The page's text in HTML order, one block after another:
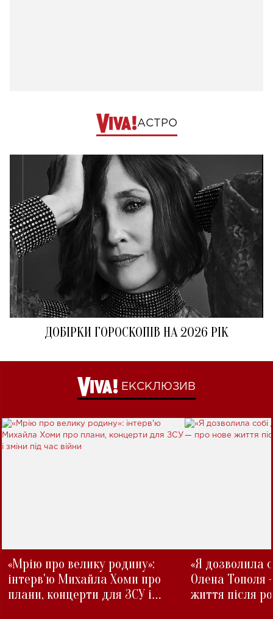
АСТРО
ДОБІРКИ ГОРОСКОПІВ НА 2026 РІК
ЕКСКЛЮЗИВ
«Мрію про велику родину»:
інтерв'ю Михайла Хоми про
плани, концерти для ЗСУ і
«Я дозволила
Олена Тополя
життя після